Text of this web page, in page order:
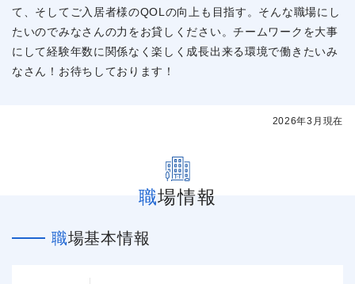
て、そしてご入居者様のQOLの向上も目指す。そんな職場にし
たいのでみなさんの力をお貸しください。チームワークを大事
にして経験年数に関係なく楽しく成長出来る環境で働きたいみ
なさん！お待ちしております！
2026年3月現在
職場情報
職場基本情報